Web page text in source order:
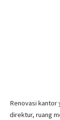
Renovasi kantor
direktur, ruang